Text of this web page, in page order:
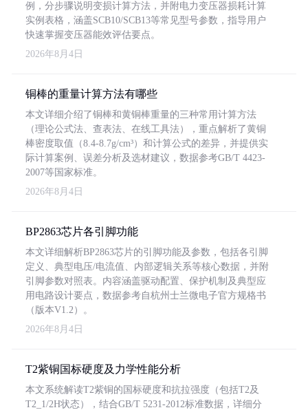
例，分步骤说明变损计算方法，并附电力变压器损耗计算
实例表格，涵盖SCB10/SCB13等常见型号参数，指导用户
快速掌握变压器能效评估要点。
2026年8月4日
铜棒的重量计算方法有哪些
本文详细介绍了铜棒和黄铜棒重量的三种常用计算方法
（理论公式法、查表法、在线工具法），重点解析了黄铜
棒密度取值（8.4-8.7g/cm³）和计算公式的差异，并提供实
际计算案例、误差分析及选材建议，数据参考GB/T 4423-
2007等国家标准。
2026年8月4日
BP2863芯片各引脚功能
本文详细解析BP2863芯片的引脚功能及参数，包括各引脚
定义、典型电压/电流值、内部逻辑关系等核心数据，并附
引脚参数对照表。内容涵盖驱动配置、保护机制及典型应
用电路设计要点，数据参考自杭州士兰微电子官方规格书
（版本V1.2）。
2026年8月4日
T2紫铜国标硬度及力学性能分析
本文系统解读T2紫铜的国标硬度和抗拉强度（包括T2及
T2_1/2H状态），结合GB/T 5231-2012标准数据，详细分